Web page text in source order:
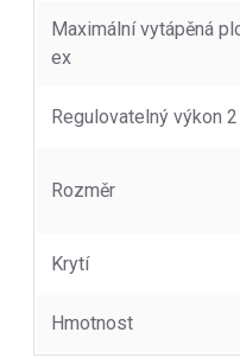
Maximální vytápěná
ex
Regulovatelný výkon
Rozměr
Krytí
Hmotnost